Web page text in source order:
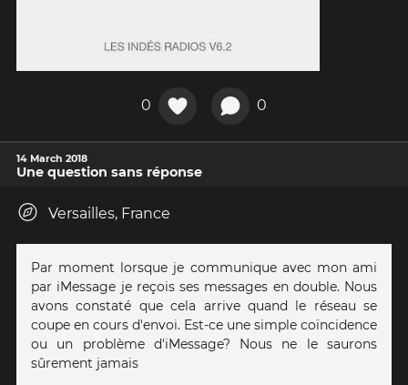
0 0
14 March 2018
Une question sans réponse
Versailles, France
Par moment lorsque je communique avec mon ami
par iMessage je reçois ses messages en double. Nous
avons constaté que cela arrive quand le réseau se
coupe en cours d'envoi. Est-ce une simple coïncidence
ou un problème d'iMessage? Nous ne le saurons
sûrement jamais